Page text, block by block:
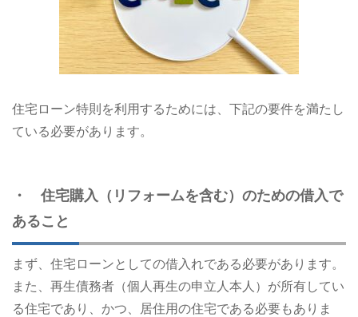
住宅ローン特則を利用するためには、下記の要件を満たし
ている必要があります。
・ 住宅購入（リフォームを含む）のための借入で
あること
まず、住宅ローンとしての借入れである必要があります。
また、再生債務者（個人再生の申立人本人）が所有してい
る住宅であり、かつ、居住用の住宅である必要もありま